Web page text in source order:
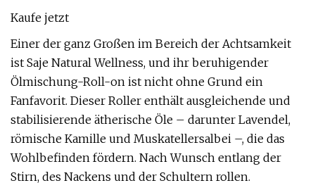
Kaufe jetzt
Einer der ganz Großen im Bereich der Achtsamkeit
ist Saje Natural Wellness, und ihr beruhigender
Ölmischung-Roll-on ist nicht ohne Grund ein
Fanfavorit. Dieser Roller enthält ausgleichende und
stabilisierende ätherische Öle – darunter Lavendel,
römische Kamille und Muskatellersalbei –, die das
Wohlbefinden fördern. Nach Wunsch entlang der
Stirn, des Nackens und der Schultern rollen.